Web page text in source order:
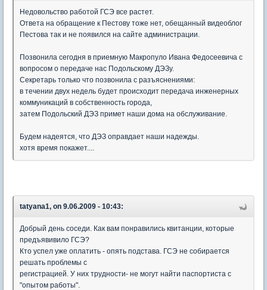
Недовольство работой ГСЭ все растет.
Ответа на обращение к Пестову тоже нет, обещанный видеоблог
Пестова так и не появился на сайте администрации.
Позвонила сегодня в приемную Макропуло Ивана Федосеевича с
вопросом о передаче нас Подольскому ДЭЗу.
Секретарь только что позвонила с разъяснениями:
в течении двух недель будет происходит передача инженерных
коммуникаций в собственность города,
затем Подольский ДЭЗ примет наши дома на обслуживание.
Будем надеятся, что ДЭЗ оправдает наши надежды.
хотя время покажет....
tatyana1, on 9.06.2009 - 10:43:
Добрый день соседи. Как вам понравились квитанции, которые
предъявивило ГСЭ?
Кто успел уже оплатить - опять подстава. ГСЭ не собирается
решать проблемы с
регистрацией. У них трудности- не могут найти паспортиста с
"опытом работы".